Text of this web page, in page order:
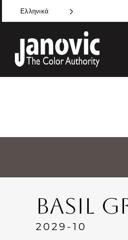
to
content
Ελληνικά
BASIL
2029-10